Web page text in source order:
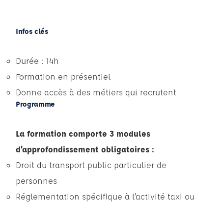
Infos clés
Durée : 14h
Formation en présentiel
Donne accès à des métiers qui recrutent
Programme
La formation comporte 3 modules
d’approfondissement obligatoires :
Droit du transport public particulier de
personnes
Réglementation spécifique à l’activité taxi ou